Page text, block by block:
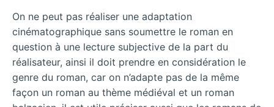
On ne peut pas réaliser une adaptation
cinématographique sans soumettre le roman en
question à une lecture subjective de la part du
réalisateur, ainsi il doit prendre en considération le
genre du roman, car on n’adapte pas de la même
façon un roman au thème médiéval et un roman